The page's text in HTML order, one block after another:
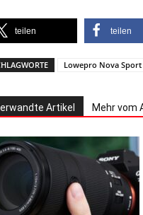
teilen teilen
Lowepro Nova Sport
Artikel Mehr vom